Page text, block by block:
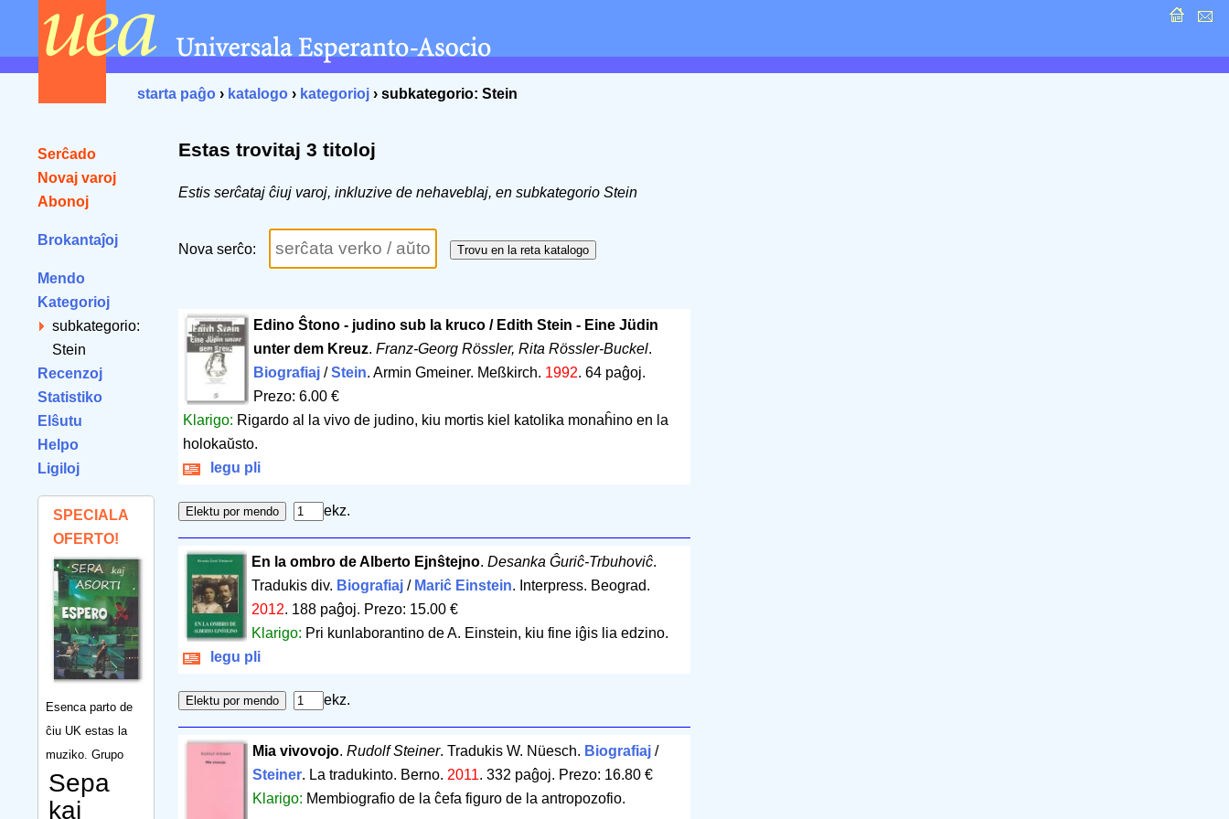
starta paĝo › katalogo › kategorioj › subkategorio: Stein
Serĉado
Novaj varoj
Abonoj
Brokantaĵoj
Mendo
Kategorioj
subkategorio:
Stein
Recenzoj
Statistiko
Elŝutu
Helpo
Ligiloj
SPECIALA
OFERTO!
Esenca parto de
ĉiu UK estas la
muziko. Grupo
Sepa
kaj
Estas trovitaj 3 titoloj
Estis serĉataj ĉiuj varoj, inkluzive de nehaveblaj, en subkategorio Stein
Nova serĉo:
Edino Ŝtono - judino sub la kruco / Edith Stein - Eine Jüdin
unter dem Kreuz. Franz-Georg Rössler, Rita Rössler-Buckel.
Biografiaj/Stein. Armin Gmeiner. Meßkirch. 1992. 64 paĝoj.
Prezo: 6.00 €
Klarigo: Rigardo al la vivo de judino, kiu mortis kiel katolika monaĥino en la
holokaŭsto.
legu pli
ekz.
En la ombro de Alberto Ejnŝtejno. Desanka Ĝuriĉ-Trbuhoviĉ.
Tradukis div. Biografiaj / Mariĉ Einstein. Interpress. Beograd.
2012. 188 paĝoj. Prezo: 15.00 €
Klarigo: Pri kunlaborantino de A. Einstein, kiu fine iĝis lia edzino.
legu pli
ekz.
Mia vivovojo. Rudolf Steiner. Tradukis W. Nüesch. Biografiaj/
Steiner. La tradukinto. Berno. 2011. 332 paĝoj. Prezo: 16.80 €
Klarigo: Membiografio de la ĉefa figuro de la antropozofio.